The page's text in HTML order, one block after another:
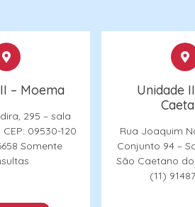
– Moema
295 – sala
CEP: 09530-120
Somente
Unidade
Rua Joaquim
Conjunto 94 –
São Caetano do
(11)